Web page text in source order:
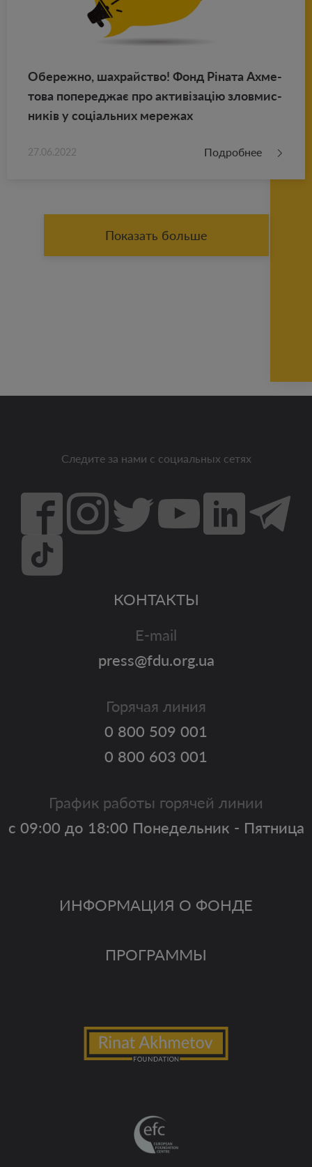
Обе­реж­но, шахрай­ство! Фонд Ріната Ах­ме­
то­ва по­пе­реджає про активізацію злов­мис­
ників у соціаль­них ме­ре­жах
27.06.2022 Подробнее
Показать больше
Следите за нами с социальных сетях
ИНФОРМАЦИЯ О ФОНДЕ
ПРОГРАММЫ
КОНТАКТЫ
E-mail
press@fdu.org.ua
Горячая линия
0 800 509 001
0 800 603 001
График работы горячей линии
с 09:00 до 18:00 Понедельник - Пятница